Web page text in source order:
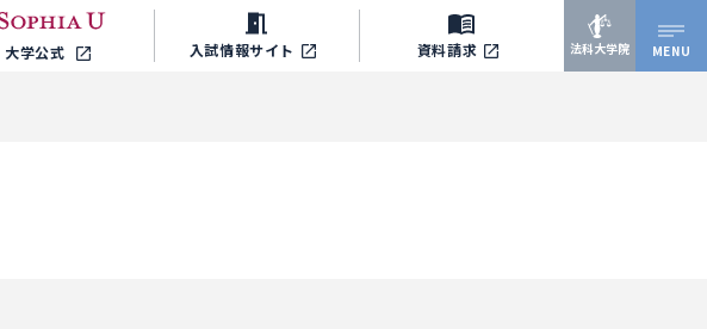
大学公式 入試情報サイト 資料請求 法科大学院 MENU